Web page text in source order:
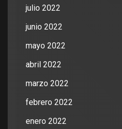
julio 2022
junio 2022
mayo 2022
abril 2022
marzo 2022
febrero 2022
enero 2022